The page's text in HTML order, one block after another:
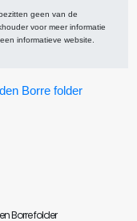
geen van de
voor meer informatie
informatieve website.
Borre folder